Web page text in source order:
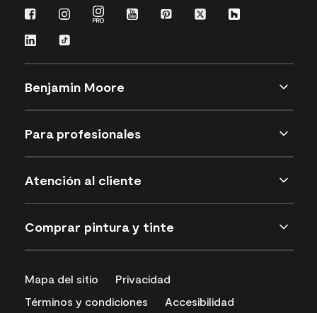
Benjamin Moore
Para profesionales
Atención al cliente
Comprar pintura y tinte
Mapa del sitio
Privacidad
Términos y condiciones
Accesibilidad